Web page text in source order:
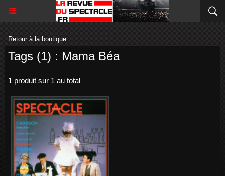
Retour à la boutique
Tags (1) : Mama Béa
1 produit sur 1 au total